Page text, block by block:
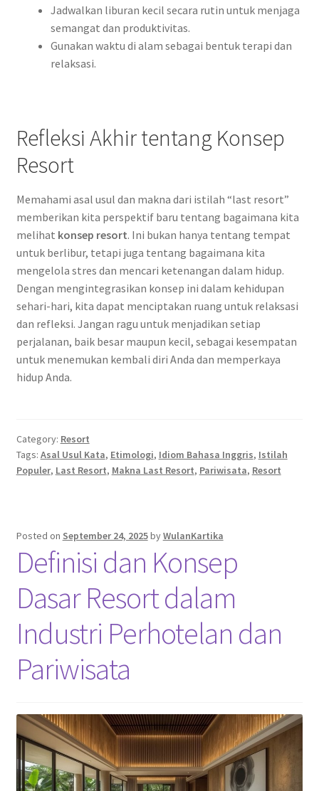
Jadwalkan liburan kecil secara rutin untuk menjaga
semangat dan produktivitas.
Gunakan waktu di alam sebagai bentuk terapi dan
relaksasi.
Refleksi Akhir tentang Konsep
Resort
Memahami asal usul dan makna dari istilah “last resort”
memberikan kita perspektif baru tentang bagaimana kita
melihat konsep resort. Ini bukan hanya tentang tempat
untuk berlibur, tetapi juga tentang bagaimana kita
mengelola stres dan mencari ketenangan dalam hidup.
Dengan mengintegrasikan konsep ini dalam kehidupan
sehari-hari, kita dapat menciptakan ruang untuk relaksasi
dan refleksi. Jangan ragu untuk menjadikan setiap
perjalanan, baik besar maupun kecil, sebagai kesempatan
untuk menemukan kembali diri Anda dan memperkaya
hidup Anda.
Category: Resort
Tags: Asal Usul Kata, Etimologi, Idiom Bahasa Inggris, Istilah
Populer, Last Resort, Makna Last Resort, Pariwisata, Resort
Posted on September 24, 2025byWulanKartika
Definisi dan Konsep
Dasar Resort dalam
Industri Perhotelan dan
Pariwisata